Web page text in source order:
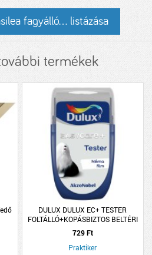
fagyálló... listázása
termékek
DULUX DULUX EC+ TESTER
FOLTÁLLÓ+KOPÁSBIZTOS BELTÉRI
FALFESTÉK 30ML NÉMA FILM
729 Ft
Praktiker